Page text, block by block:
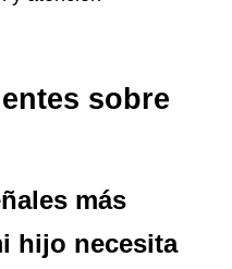
sobre
más
hijo necesita